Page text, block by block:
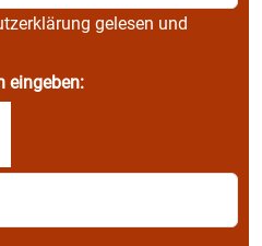
gelesen und
eingeben: